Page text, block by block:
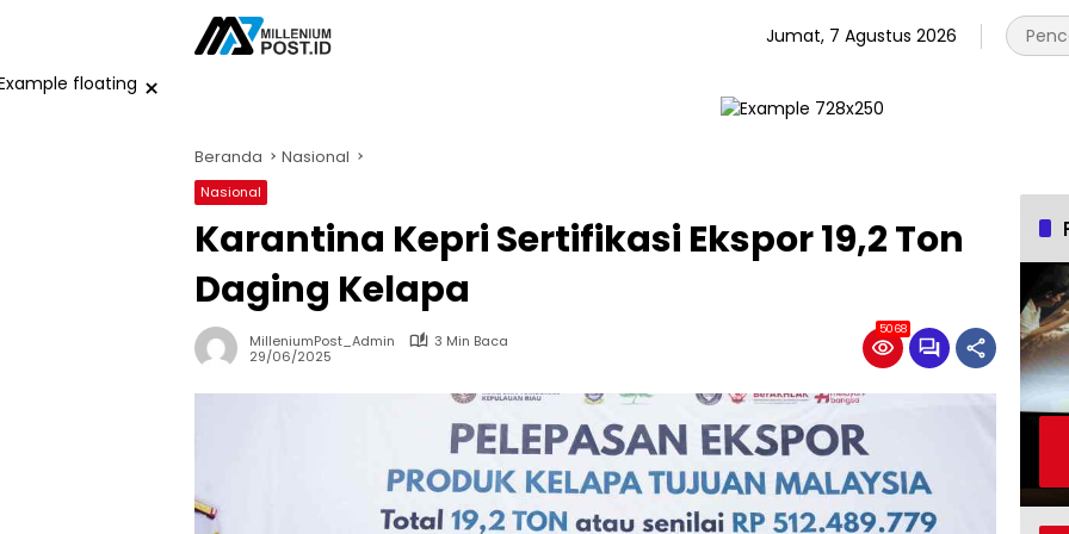
Jumat, 7 Agustus 2026
×
Beranda Nasional
Nasional
Karantina Kepri Sertifikasi Ekspor 19,2 Ton
Daging Kelapa
MilleniumPost_Admin
3 Min Baca
29/06/2025
5068